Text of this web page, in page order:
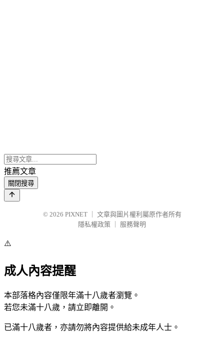
推薦文章
關閉搜尋
© 2026 PIXNET
文章與圖片權利屬原作者所有
隱私權政策
服務聲明
⚠️
成人內容提醒
本部落格內容僅限年滿十八歲者瀏覽。
若您未滿十八歲，請立即離開。
已滿十八歲者，亦請勿將內容提供給未成年人士。